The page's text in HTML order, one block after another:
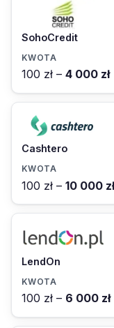
SohoCredit
100 zł – 4 000 zł
Cashtero
100 zł – 10 000 zł
LendOn
100 zł – 6 000 zł